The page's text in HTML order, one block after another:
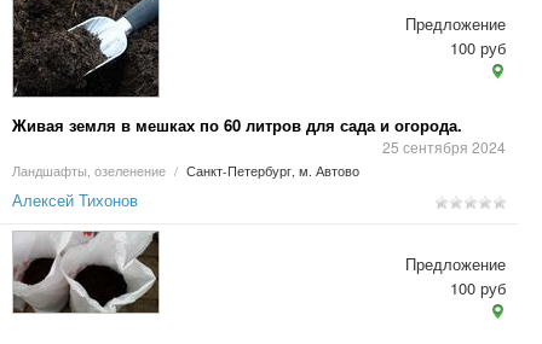
Живая земля в мешках по 60 литров для сада и огорода.
25 сентября 2024
Ландшафты, озеленение / Санкт-Петербург, м. Автово
Предложение
100 руб
Алексей Тихонов
Предложение
100 руб